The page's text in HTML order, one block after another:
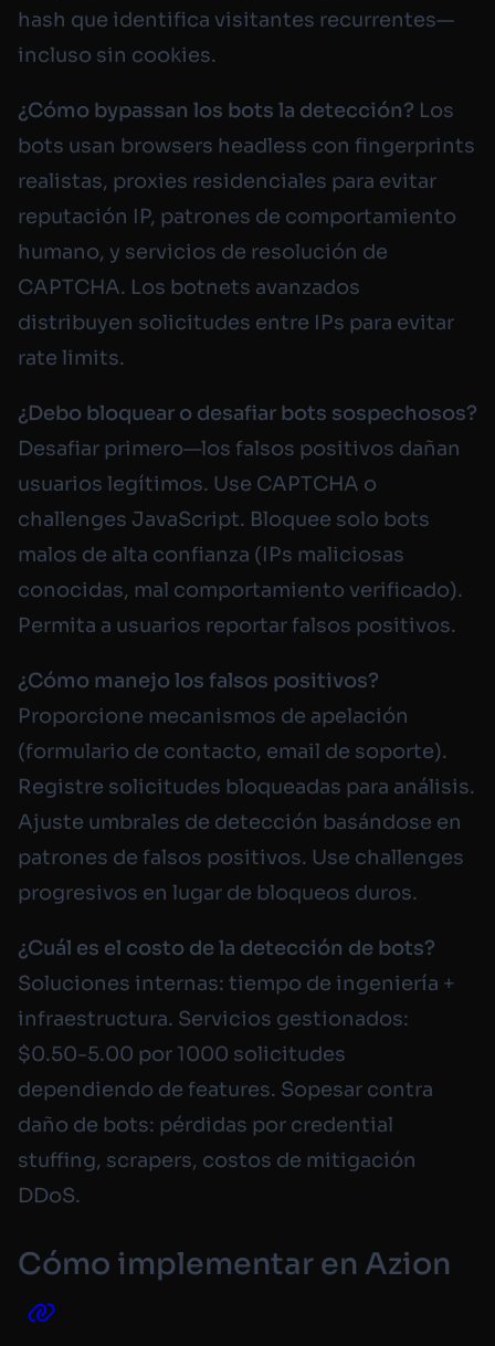
hash que identifica visitantes recurrentes—
incluso sin cookies.
¿Cómo bypassan los bots la detección? Los
bots usan browsers headless con fingerprints
realistas, proxies residenciales para evitar
reputación IP, patrones de comportamiento
humano, y servicios de resolución de
CAPTCHA. Los botnets avanzados
distribuyen solicitudes entre IPs para evitar
rate limits.
¿Debo bloquear o desafiar bots sospechosos?
Desafiar primero—los falsos positivos dañan
usuarios legítimos. Use CAPTCHA o
challenges JavaScript. Bloquee solo bots
malos de alta confianza (IPs maliciosas
conocidas, mal comportamiento verificado).
Permita a usuarios reportar falsos positivos.
¿Cómo manejo los falsos positivos?
Proporcione mecanismos de apelación
(formulario de contacto, email de soporte).
Registre solicitudes bloqueadas para análisis.
Ajuste umbrales de detección basándose en
patrones de falsos positivos. Use challenges
progresivos en lugar de bloqueos duros.
¿Cuál es el costo de la detección de bots?
Soluciones internas: tiempo de ingeniería +
infraestructura. Servicios gestionados:
$0.50-5.00 por 1000 solicitudes
dependiendo de features. Sopesar contra
daño de bots: pérdidas por credential
stuffing, scrapers, costos de mitigación
DDoS.
Cómo implementar en Azion